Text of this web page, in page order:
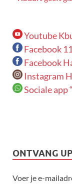
Youtube
Facebook
Facebook
Instagram
Sociale app
ONTVANG
Voer je e-